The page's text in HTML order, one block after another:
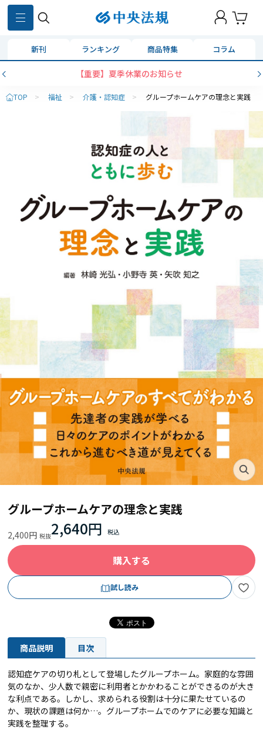
新刊 ランキング 商品特集 コラム
【重要】夏季休業のお知らせ
TOP > 福祉 > 介護・認知症 > グループホームケアの理念と実践
グループホームケアの理念と実践
2,400円 2,640円
購入する
試し読み
商品説明 目次
認知症ケアの切り札として登場したグループホーム。家庭的な雰囲
気のなか、少人数で親密に利用者とかかわることができるのが大き
な利点である。しかし、求められる役割は十分に果たせているの
か、現状の課題は何か…。グループホームでのケアに必要な知識と
実践を整理する。